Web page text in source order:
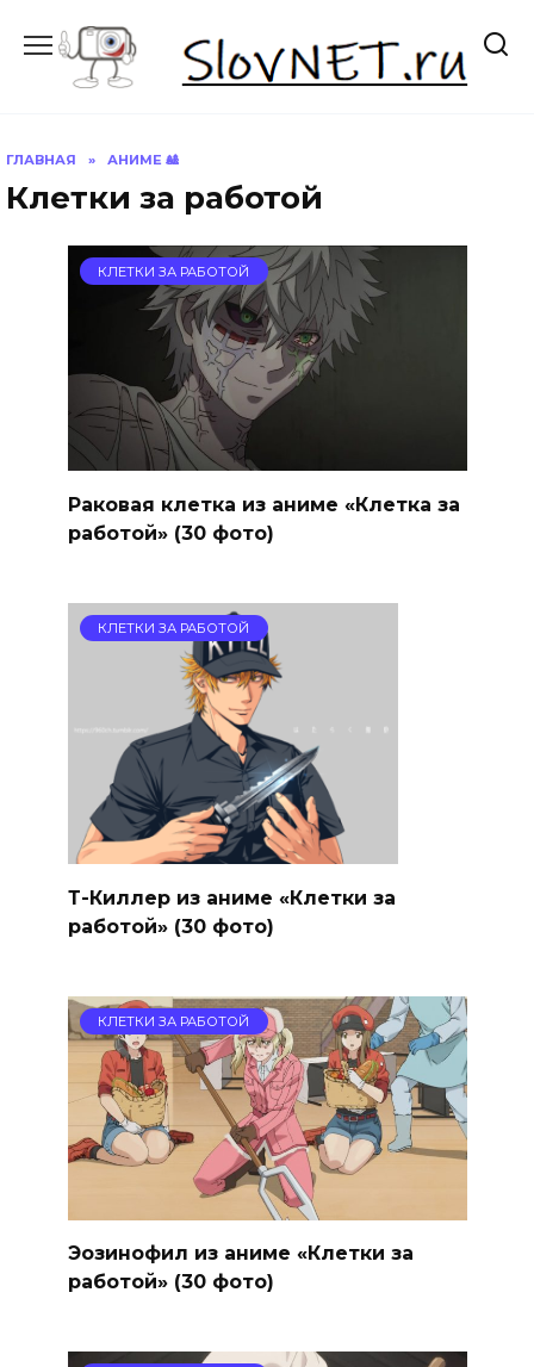
содержанию
ГЛАВНАЯ » АНИМЕ 🎎
Клетки за работой
КЛЕТКИ ЗА РАБОТОЙ
Раковая клетка из аниме «Клетка за
работой» (30 фото)
КЛЕТКИ ЗА РАБОТОЙ
Т-Киллер из аниме «Клетки за
работой» (30 фото)
КЛЕТКИ ЗА РАБОТОЙ
Эозинофил из аниме «Клетки за
работой» (30 фото)